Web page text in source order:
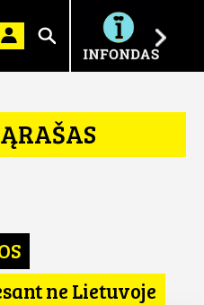
Ieškoti
ne Lietuvoje